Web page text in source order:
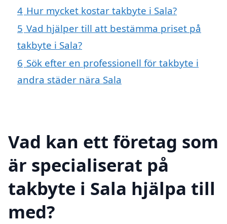
4 Hur mycket kostar takbyte i Sala?
5 Vad hjälper till att bestämma priset på
takbyte i Sala?
6 Sök efter en professionell för takbyte i
andra städer nära Sala
Vad kan ett företag som
är specialiserat på
takbyte i Sala hjälpa till
med?